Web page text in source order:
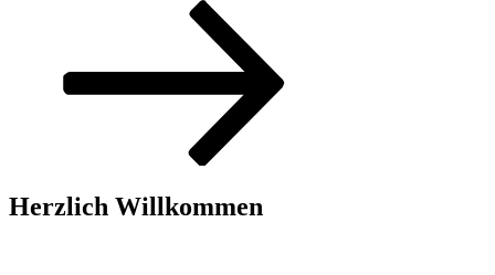
Herzlich Willkommen